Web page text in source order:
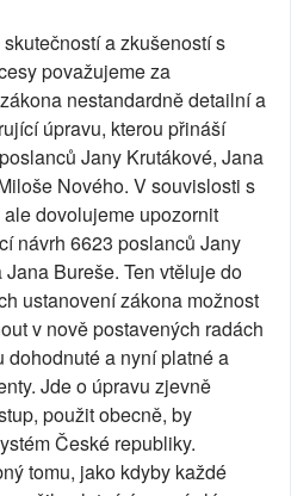
a zkušeností s
považujeme za
nestandardně detailní a
úpravu, kterou přináší
Jany Krutákové, Jana
Nového. V souvislosti s
dovolujeme upozornit
návrh 6623 poslanců Jany
Bureše. Ten vtěluje do
ustanovení zákona možnost
v nově postavených radách
a nyní platné a
Jde o úpravu zjevně
použit obecně, by
České republiky.
tomu, jako kdyby každé